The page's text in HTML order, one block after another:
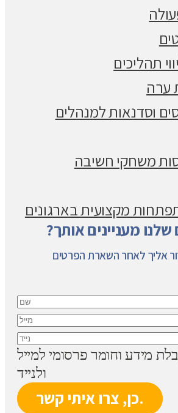
תהליכים
ערה
וסדנאות למנהלים
משחקי חשיבה
מקצועית בארגונים
מעניינים אותך?
אליך לאחר השארת הפרטים
מידע וחומר פרסומי למייל
ולנייד